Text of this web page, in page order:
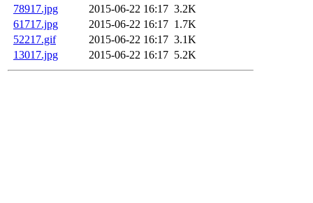
78917.jpg
2015-06-22 16:17 3.2K
61717.jpg
2015-06-22 16:17 1.7K
52217.gif
2015-06-22 16:17 3.1K
13017.jpg
2015-06-22 16:17 5.2K